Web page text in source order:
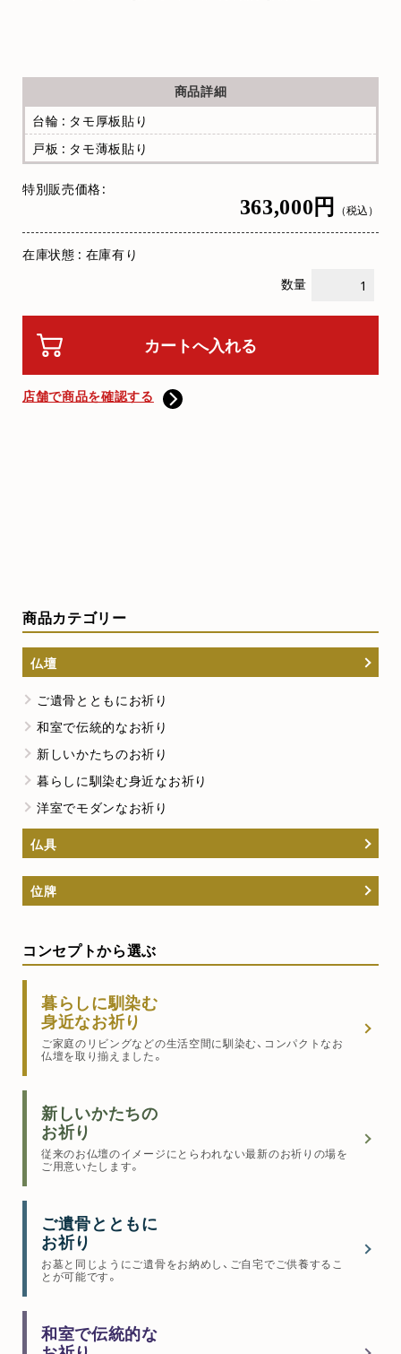
商品カテゴリー
仏壇
ご遺骨とともにお祈り
和室で伝統的なお祈り
新しいかたちのお祈り
暮らしに馴染む身近なお祈り
洋室でモダンなお祈り
仏具
位牌
コンセプトから選ぶ
暮らしに馴染む
身近なお祈り
ご家庭のリビングなどの生活空間に馴染む、コンパクトなお
仏壇を取り揃えました。
新しいかたちの
お祈り
従来のお仏壇のイメージにとらわれない最新のお祈りの場を
ご用意いたします。
ご遺骨とともに
お祈り
お墓と同じようにご遺骨をお納めし、ご自宅でご供養するこ
とが可能です。
和室で伝統的な
商品詳細
台輪 : タモ厚板貼り
戸板 : タモ薄板貼り
特別販売価格
363,000円 （税込）
在庫状態 : 在庫有り
数量
店舗で商品を確認する